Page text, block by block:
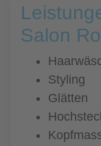
Salon
Styling
Glätten